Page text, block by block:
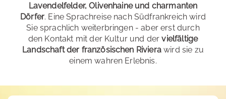
Lavendelfelder, Olivenhaine und charmanten
Dörfer. Eine Sprachreise nach Südfrankreich wird
Sie sprachlich weiterbringen - aber erst durch
den Kontakt mit der Kultur und dervielfältige
Landschaft der französischen Rivierawird sie zu
einem wahren Erlebnis.